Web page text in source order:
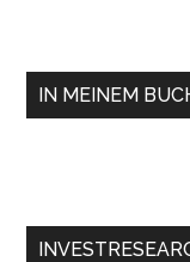
IN MEINEM